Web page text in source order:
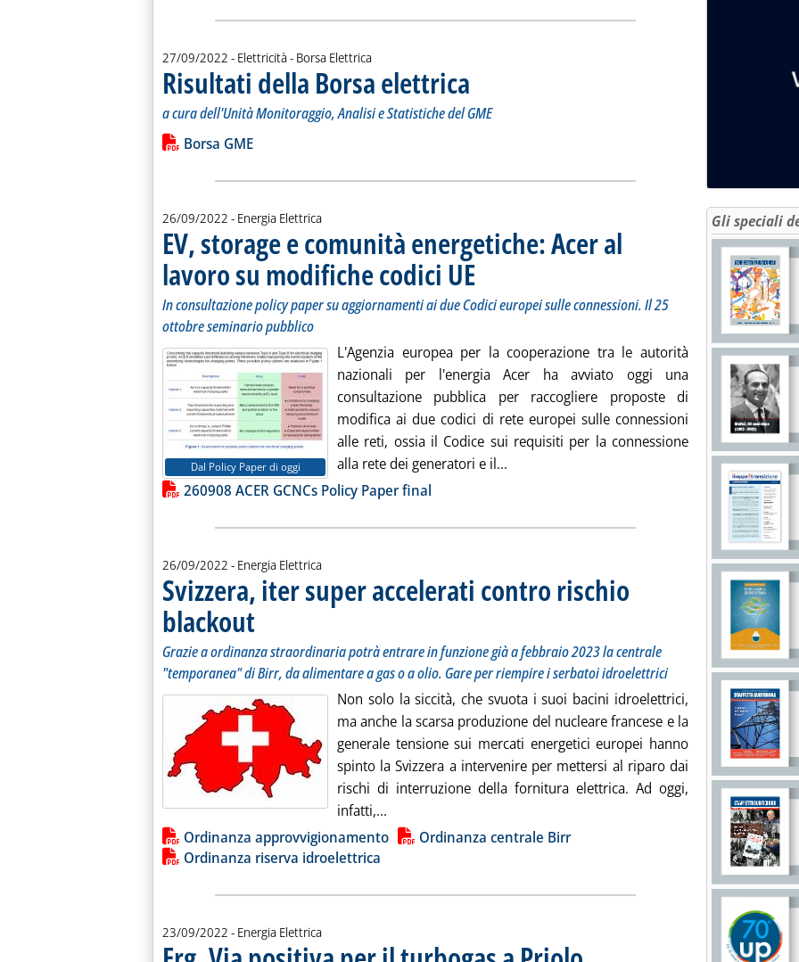
27/09/2022 - Elettricità - Borsa Elettrica
Risultati della Borsa elettrica
a cura dell'Unità Monitoraggio, Analisi e Statistiche del GME
Leggi tutta la notizia: 'Risultati della Borsa elettrica'
Lista allegati PDF alla notizia
Borsa GME
26/09/2022 - Energia Elettrica
EV, storage e comunità energetiche: Acer al
lavoro su modifiche codici UE . Sottotitolo: In consultazione policy paper su aggiornamenti ai due Codici
In consultazione policy paper su aggiornamenti ai due Codici europei sulle connessioni. Il 25
ottobre seminario pubblico
Dal Policy Paper di oggi
L'Agenzia europea per la cooperazione tra le autorità
nazionali per l'energia Acer ha avviato oggi una
consultazione pubblica per raccogliere proposte di
modifica ai due codici di rete europei sulle connessioni
alle reti, ossia il Codice sui requisiti per la connessione
alla rete dei generatori e il... Leggi tutta la notizia: 'EV, storage e
Lista allegati PDF alla notizia
260908 ACER GCNCs Policy Paper final
26/09/2022 - Energia Elettrica
Svizzera, iter super accelerati contro rischio
blackout . Sottotitolo: Grazie a ordinanza straordinaria potrà entrare in funzione già a febbraio 2023 la centrale "temporanea" di Birr,
. Pubblicata lunedì 26 settembre 2022 alle 10.54.
Grazie a ordinanza straordinaria potrà entrare in funzione già a febbraio 2023 la centrale
"temporanea" di Birr, da alimentare a gas o a olio. Gare per riempire i serbatoi idroelettrici
Non solo la siccità, che svuota i suoi bacini idroelettrici,
ma anche la scarsa produzione del nucleare francese e la
generale tensione sui mercati energetici europei hanno
spinto la Svizzera a intervenire per mettersi al riparo dai
rischi di interruzione della fornitura elettrica. Ad oggi,
infatti,... Leggi tutta la notizia: 'Svizzera, iter super accelerati contro
Lista allegati PDF alla notizia
Ordinanza approvvigionamento
Ordinanza centrale Birr
Ordinanza riserva idroelettrica
23/09/2022 - Energia Elettrica
. Sottotitolo: Stop a due eolici da 36 e 33,6 MW.
. Pubblicata venerdì 23 settembre 2022 alle 18.27.
Gli speciali